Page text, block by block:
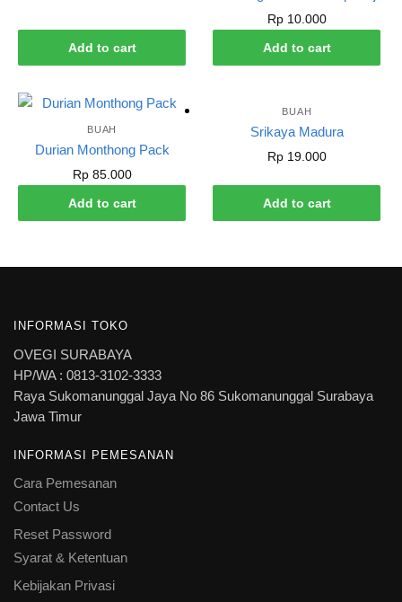
Add to cart
Rp10.000
Add to cart
BUAH
Durian Monthong Pack
Rp85.000
Add to cart
BUAH
Srikaya Madura
Rp19.000
Add to cart
INFORMASI TOKO
OVEGI SURABAYA
HP/WA : 0813-3102-3333
Raya Sukomanunggal Jaya No 86 Sukomanunggal Surabaya
Jawa Timur
INFORMASI PEMESANAN
Cara Pemesanan
Contact Us
Reset Password
Syarat & Ketentuan
Kebijakan Privasi